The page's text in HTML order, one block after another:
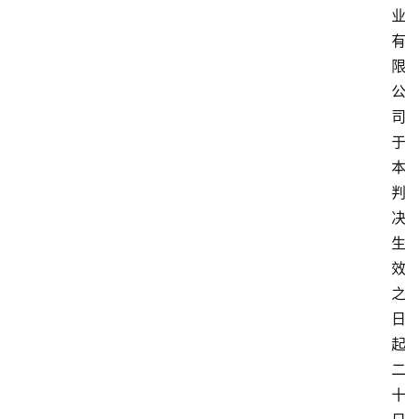
业
有
限
公
司
于
本
判
决
生
效
之
日
起
二
十